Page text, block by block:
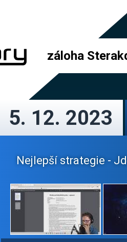
záloha
5. 12. 2023
Nejlepší strategie -